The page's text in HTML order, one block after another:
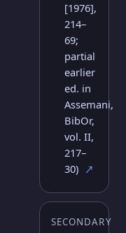
[1976],
214–
69;
partial
earlier
ed. in
Assemani,
BibOr,
vol. II,
217–
30)
↗
SECONDARY